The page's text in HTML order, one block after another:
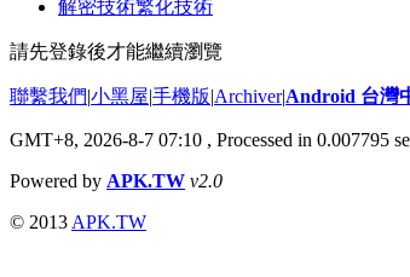
解密技術繁化技術
請先登錄後才能繼續瀏覽
聯繫我們|小黑屋|手機版|Archiver|Android 台灣
GMT+8, 2026-8-7 07:10 , Processed in 0.007795
Powered by APK.TW v2.0
© 2013 APK.TW